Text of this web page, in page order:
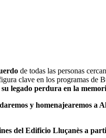
de todas las personas
clave en los programas de
su legado perdura en la
y homenajearemos a
del Edificio Lluçanès a